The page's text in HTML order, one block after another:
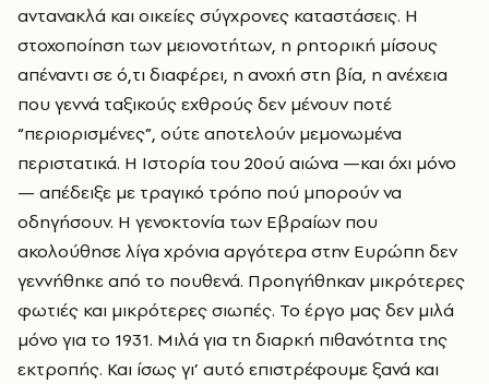
αντανακλά και οικείες σύγχρονες καταστάσεις. Η
στοχοποίηση των μειονοτήτων, η ρητορική μίσους
απέναντι σε ό,τι διαφέρει, η ανοχή στη βία, η ανέχεια
που γεννά ταξικούς εχθρούς δεν μένουν ποτέ
“περιορισμένες”, ούτε αποτελούν μεμονωμένα
περιστατικά. Η Ιστορία του 20ού αιώνα —και όχι μόνο
— απέδειξε με τραγικό τρόπο πού μπορούν να
οδηγήσουν. Η γενοκτονία των Εβραίων που
ακολούθησε λίγα χρόνια αργότερα στην Ευρώπη δεν
γεννήθηκε από το πουθενά. Προηγήθηκαν μικρότερες
φωτιές και μικρότερες σιωπές. Το έργο μας δεν μιλά
μόνο για το 1931. Μιλά για τη διαρκή πιθανότητα της
εκτροπής. Και ίσως γι’ αυτό επιστρέφουμε ξανά και